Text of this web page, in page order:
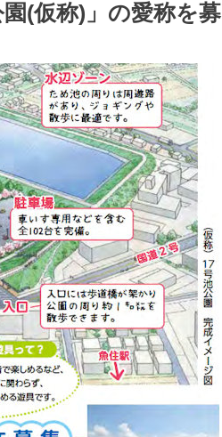
(仮称)」の愛称を募